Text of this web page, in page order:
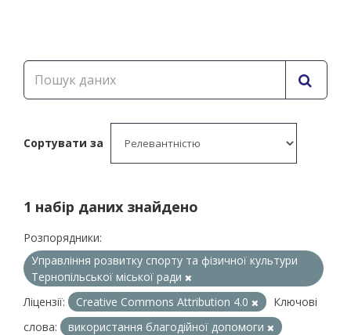
Сортувати за
1 набір даних знайдено
Розпорядники:
Управління розвитку спорту та фізичної культури
Тернопільської міської ради
Ліцензії:
Creative Commons Attribution 4.0
Ключові
слова:
використання благодійної допомоги